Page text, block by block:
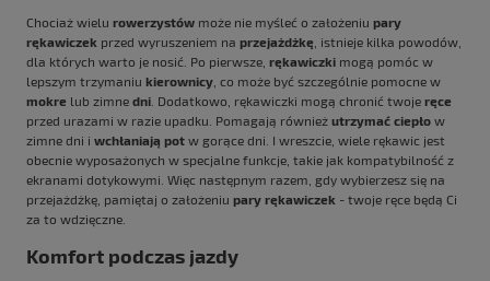
Chociaż wielu rowerzystów może nie myśleć o założeniu pary
rękawiczek przed wyruszeniem na przejażdżkę , istnieje kilka powodów,
dla których warto je nosić. Po pierwsze, rękawiczki mogą pomóc w
lepszym trzymaniu kierownicy , co może być szczególnie pomocne w
mokre lub zimne dni . Dodatkowo, rękawiczki mogą chronić twoje ręce
przed urazami w razie upadku. Pomagają również utrzymać ciepło w
zimne dni i wchłaniają pot w gorące dni. I wreszcie, wiele rękawic jest
obecnie wyposażonych w specjalne funkcje, takie jak kompatybilność z
ekranami dotykowymi. Więc następnym razem, gdy wybierzesz się na
przejażdżkę, pamiętaj o założeniu pary rękawiczek - twoje ręce będą Ci
za to wdzięczne.
Komfort podczas jazdy